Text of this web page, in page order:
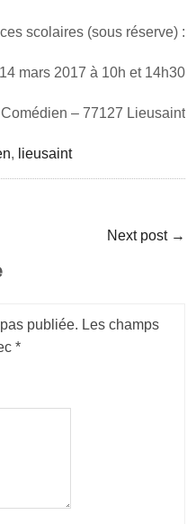
scolaires (sous réserve) :
mars 2017 à 10h et 14h30
– 77127 Lieusaint
, lieusaint
Next post →
publiée. Les champs
*